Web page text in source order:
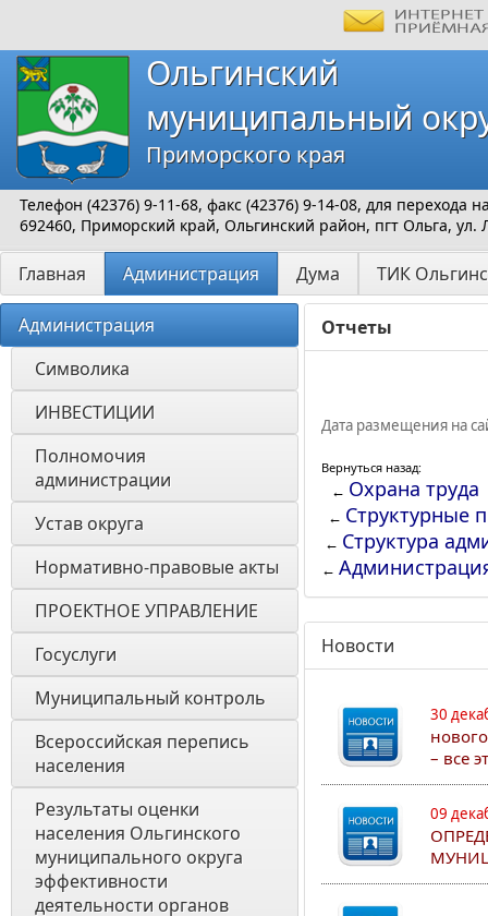
Ольгинский
муниципальный
Приморского края
Телефон (42376) 9-11-68, факс (42376) 9-14-08, для перехода
692460, Приморский край, Ольгинский район, пгт Ольга, ул.
Главная Администрация Дума ТИК
Администрация
Символика
ИНВЕСТИЦИИ
Полномочия
администрации
Устав округа
Нормативно-правовые акты
ПРОЕКТНОЕ УПРАВЛЕНИЕ
Госуслуги
Муниципальный контроль
Всероссийская перепись
населения
Результаты оценки
населения Ольгинского
муниципального округа
эффективности
деятельности органов
Отчеты
Дата размещения на
Вернуться назад:
← Охрана труда
← Структурные
← Структура
←
Новости
30
– все
09